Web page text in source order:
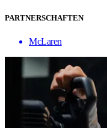
PARTNERSCHAFTEN
McLaren